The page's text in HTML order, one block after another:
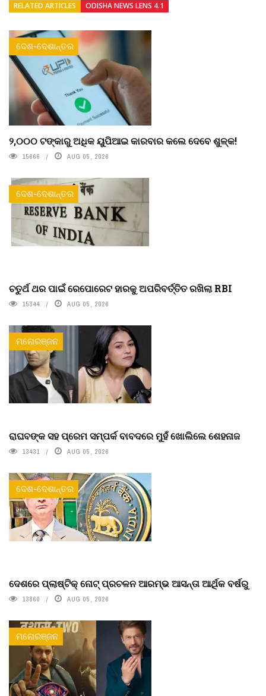
RELATED ARTICLES ODISHA NEWS LENS 4.1
ଦେଶ-ଦେଶାନ୍ତର
୨,୦୦୦ ଟଙ୍କାରୁ ଅଧିକ ୟୁପିଆଇ କାରବାର କଲେ ଦେବେ ଶୁଳ୍କ!
15666 AUG 05, 2026
ଦେଶ-ଦେଶାନ୍ତର
ଚତୁର୍ଥ ଥର ପାଇଁ ରେପୋରେଟ ହାରକୁ ଅପରିବର୍ତ୍ତିତ ରଖିଲା RBI
15344 AUG 05, 2026
ମନୋରଞ୍ଜନ
ରାଘବଙ୍କ ସହ ପ୍ରେମ ସମ୍ପର୍କ ବାବଦରେ ମୁହଁ ଖୋଲିଲେ ଶେହନାଜ
13431 AUG 05, 2026
ଦେଶ-ଦେଶାନ୍ତର
ଦେଶରେ ପ୍ଲାଷ୍ଟିକ୍ ନୋଟ୍‌ ପ୍ରଚଳନ ଆରମ୍ଭ ଆସନ୍ତା ଆର୍ଥିକ ବର୍ଷରୁ
13860 AUG 05, 2026
ମନୋରଞ୍ଜନ